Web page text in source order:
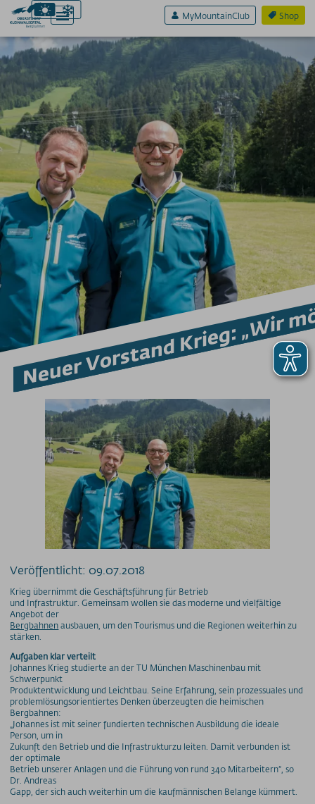
Shop
MyMountainClub
Aktiv & Sport
Erlebnis & Spaß
Genuss & Sinne
Preise
Bergbahnen
Weitere Infos
SOS / Notfallnummern
Neuer Vorstand Krieg:
Veröffentlicht: 09.07.2018
Krieg übernimmt die Geschäftsführung für Betrieb
und Infrastruktur. Gemeinsam wollen sie das moderne und vielfältige
Angebot der
Bergbahnenausbauen, um den Tourismus und die Regionen weiterhin zu
stärken.
Aufgaben klar verteilt
Johannes Krieg studierte an der TU München Maschinenbau mit
Schwerpunkt
Produktentwicklung und Leichtbau. Seine Erfahrung, sein prozessuales und
problemlösungsorientiertes Denken überzeugten die heimischen
Bergbahnen:
„Johannes ist mit seiner fundierten technischen Ausbildung die ideale
Person, um in
Zukunft den Betrieb und die Infrastrukturzu leiten. Damit verbunden ist
der optimale
Betrieb unserer Anlagen und die Führung von rund 340 Mitarbeitern“, so
Dr. Andreas
Gapp, der sich auch weiterhin um die kaufmännischen Belange kümmert.